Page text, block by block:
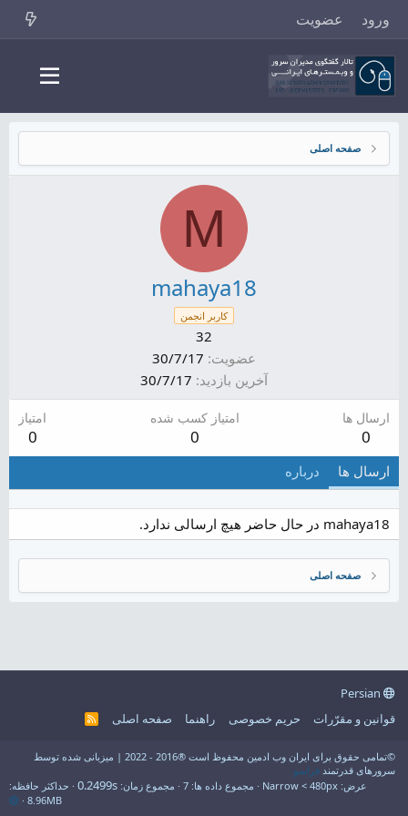
ورود عضویت
صفحه اصلی
M
mahaya18
کاربر انجمن
32
عضویت 30/7/17
آخرین بازدید 30/7/17
ارسال ها
0
امتیاز کسب شده
0
امتیاز
0
ارسال ها درباره
mahaya18 در حال حاضر هیچ ارسالی ندارد.
صفحه اصلی
قوانین و مقرّرات
حریم خصوصی راهنما صفحه اصلی
R
©تمامی حقوق برای ایران وب ادمین محفوظ است ®2016 - 2022 | میزبانی شده توسط
سرورهای قدرتمند فراسو
عرض
مجموع داده ها 7 مجموع زمان 0.2499s
حداکثر حافظه
8.96MB